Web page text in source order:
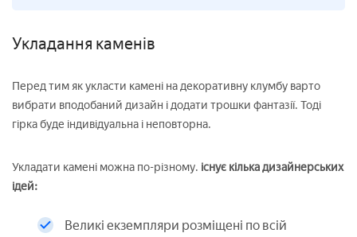
Укладання каменів
Перед тим як укласти камені на декоративну клумбу варто
вибрати вподобаний дизайн і додати трошки фантазії. Тоді
гірка буде індивідуальна і неповторна.
Укладати камені можна по-різному. існує кілька дизайнерських
ідей:
Великі екземпляри розміщені по всій